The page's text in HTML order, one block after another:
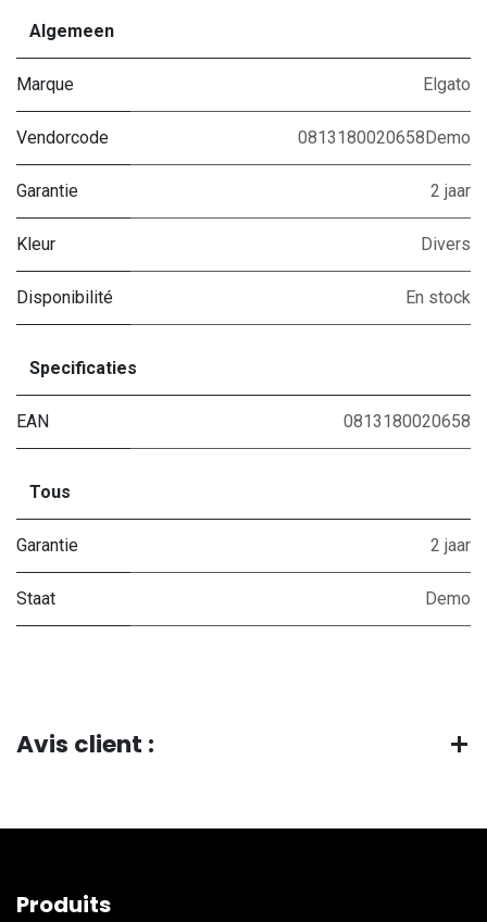
Algemeen
Marque Elgato
Vendorcode 0813180020658Demo
Garantie 2 jaar
Kleur Divers
Disponibilité En stock
Specificaties
EAN 0813180020658
Tous
Garantie 2 jaar
Staat Demo
Avis client :
Produits